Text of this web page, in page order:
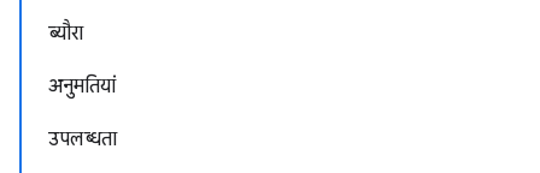
ब्यौरा
अनुमतियां
उपलब्धता